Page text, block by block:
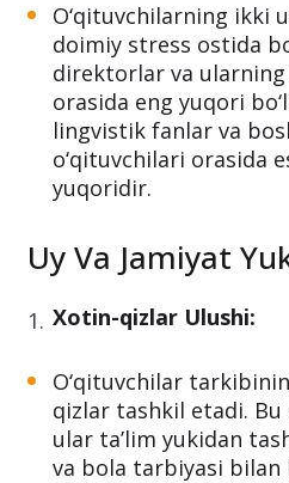
O‘qituvchilarning ikki
doimiy stress ostida
direktorlar va ularning
orasida eng yuqori
lingvistik fanlar va
o‘qituvchilari orasida
yuqoridir.
Uy Va Jamiyat
Xotin-qizlar Ulushi:
O‘qituvchilar
qizlar tashkil etadi.
ular ta’lim yukidan
va bola tarbiyasi bilan